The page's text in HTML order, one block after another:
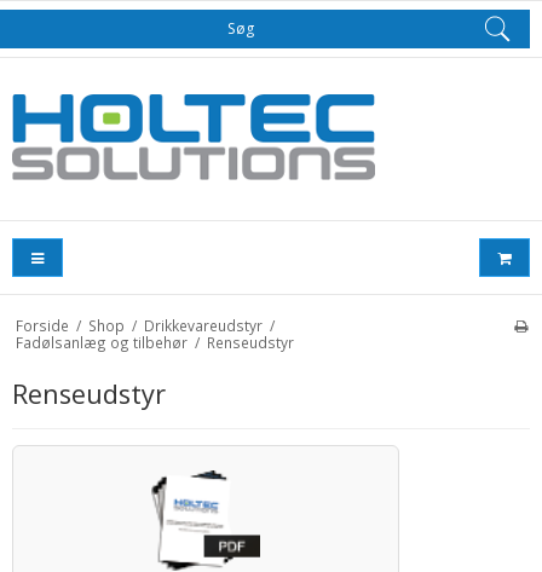
Søg
Forside / Shop / Drikkevareudstyr /
Fadølsanlæg og tilbehør / Renseudstyr
Renseudstyr